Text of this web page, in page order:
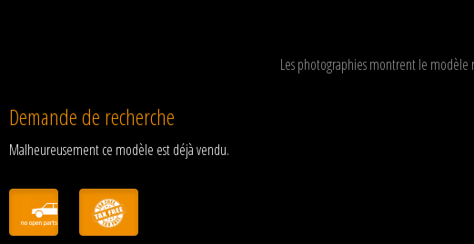
Les photographies montrent le
Demande de recherche
Malheureusement ce modèle est déjà vendu.